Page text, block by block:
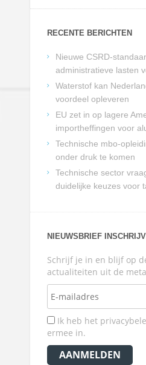
RECENTE BERICHTEN
Nieuwe CSRD-
administratieve lasten
Waterstof kan
voordeel opleveren
EU zet in op lagere
importheffingen voor
Technische mbo-
onder druk te komen
Technische sector
duidelijke keuzes voor
NIEUWSBRIEF
Schrijf je in en blijf op
actualiteiten uit de
Ik heb het
ermee in.